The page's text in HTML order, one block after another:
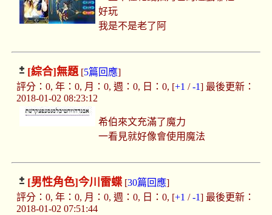
好玩
我是不是老了阿
[綜合]無題[5篇回應]
評分：0, 年：0, 月：0, 週：0, 日：0, [+1 /-1] 最後更新：
2018-01-02 08:23:12
希伯來文充滿了魔力
一看見就好像會使用魔法
[男性角色]今川雷蝶[30篇回應]
評分：0, 年：0, 月：0, 週：0, 日：0, [+1 /-1] 最後更新：
2018-01-02 07:51:44